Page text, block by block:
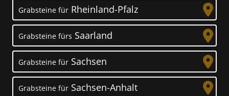
Grabsteine für Rheinland-Pfalz
Grabsteine fürs Saarland
Grabsteine für Sachsen
Grabsteine für Sachsen-Anhalt